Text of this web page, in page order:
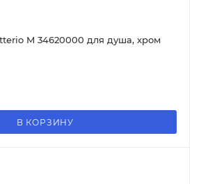
M 34620000 для душа, хром
В КОРЗИНУ